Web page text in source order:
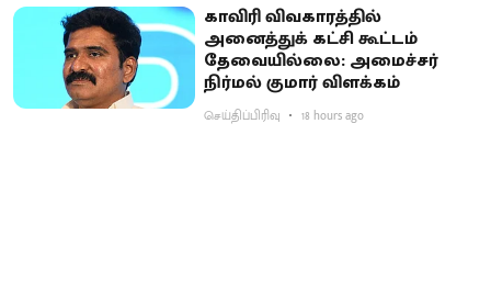
காவிரி விவகாரத்தில்
அனைத்துக் கட்சி கூட்டம்
தேவையில்லை: அமைச்சர்
நிர்மல் குமார் விளக்கம்
செய்திப்பிரிவு 18 hours ago